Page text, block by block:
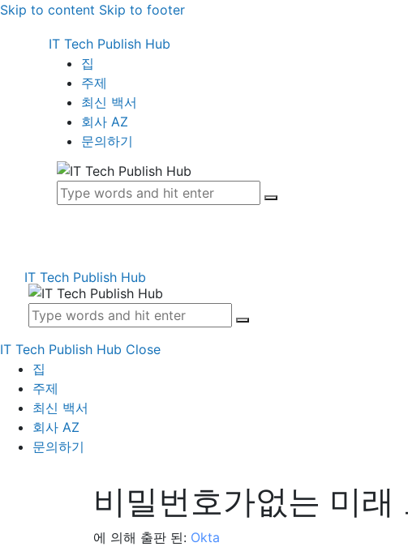
Skip to content Skip to footer
IT Tech Publish Hub
집
주제
최신 백서
회사 AZ
문의하기
IT Tech Publish Hub
IT Tech Publish Hub Close
집
주제
최신 백서
회사 AZ
문의하기
비밀번호가없는 미래
에 의해 출판 된: Okta